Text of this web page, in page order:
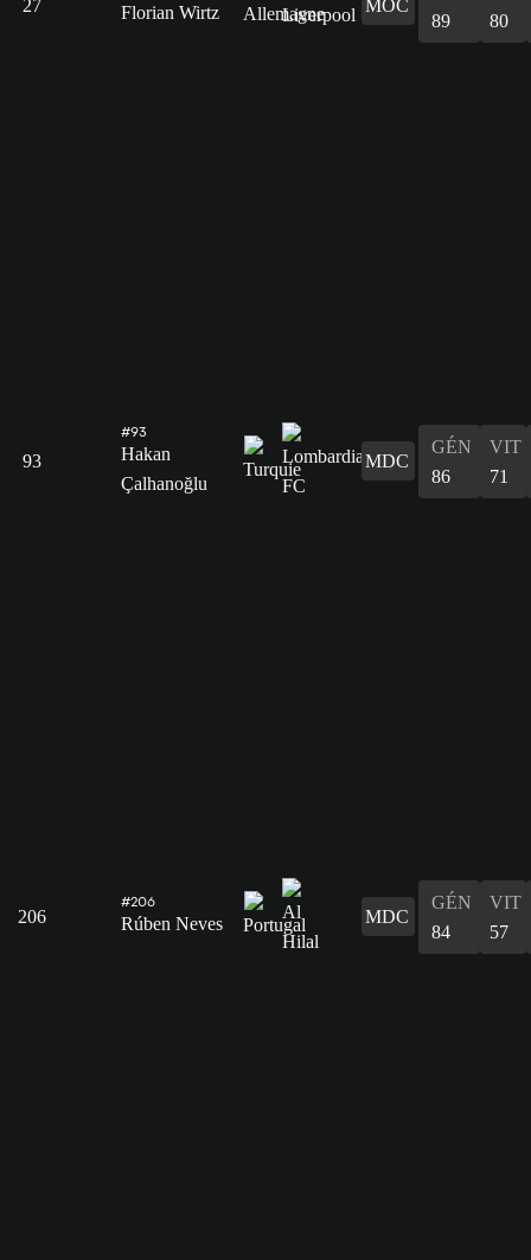
27 Florian Wirtz MOC
89
80
93
#93
Hakan
Çalhanoğlu
MDC
GÉN
86
VIT
71
206
#206
Rúben Neves MDC
GÉN
84
VIT
57